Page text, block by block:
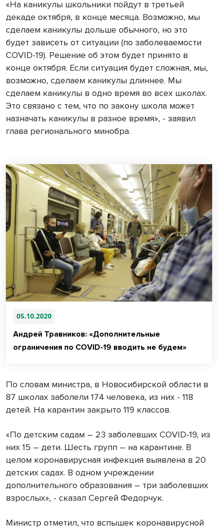
«На каникулы школьники пойдут в третьей
декаде октября, в конце месяца. Возможно, мы
сделаем каникулы дольше обычного, но это
будет зависеть от ситуации (по заболеваемости
COVID-19). Решение об этом будет принято в
конце октября. Если ситуация будет сложная, мы,
возможно, сделаем каникулы длиннее. Мы
сделаем каникулы в одно время во всех школах.
Это связано с тем, что по закону школа может
назначать каникулы в разное время», - заявил
глава регионального минобра.
05.10.2020
Андрей Травников: «Дополнительные
ограничения по COVID-19 вводить не будем»
По словам министра, в Новосибирской области в
87 школах заболели 174 человека, из них - 118
детей. На карантин закрыто 119 классов.
«По детским садам – 23 заболевших COVID-19, из
них 15 – дети. Шесть групп – на карантине. В
целом коронавирусная инфекция выявлена в 20
детских садах. В одном учреждении
дополнительного образования – три заболевших
взрослых», - сказал Сергей Федорчук.
Министр отметил, что вспышек коронавирусной